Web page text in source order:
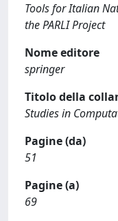
Tools for Italian
the PARLI Project
Nome editore
springer
Titolo della
Studies in
Pagine (da)
51
Pagine (a)
69